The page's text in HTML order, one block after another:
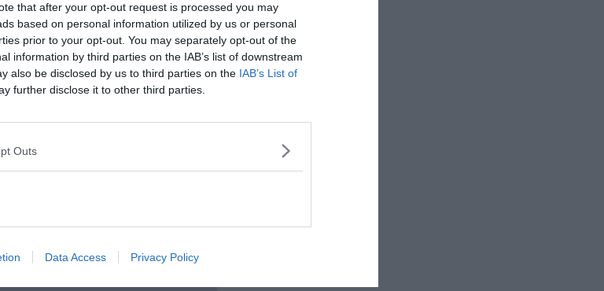
that after your opt-out request is processed you may
based on personal information utilized by us or personal
prior to your opt-out. You may separately opt-out of the
information by third parties on the IAB’s list of downstream
also be disclosed by us to third parties on the IAB’s List of
further disclose it to other third parties.
Outs
Data Access Privacy Policy